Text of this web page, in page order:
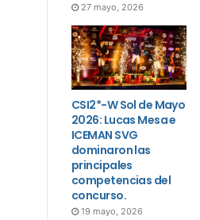
27 mayo, 2026
CSI2*-W Sol de Mayo
2026: Lucas Mesa e
ICEMAN SVG
dominaron las
principales
competencias del
concurso.
19 mayo, 2026